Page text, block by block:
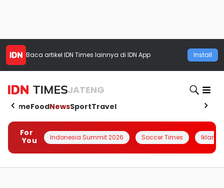
Baca artikel IDN Times lainnya di IDN App Install
JATENG
HomeFoodNewsSportTravel
For
You
Indonesia Summit 2026 Soccer Times Iklanin